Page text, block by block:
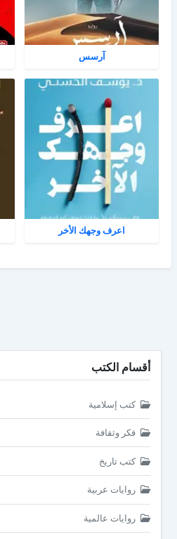
آرسس
اعرف وجهك الأخر
أقسام الكتب
كتب إسلامية
فكر وثقافة
كتب تاريخ
روايات عربية
روايات عالمية